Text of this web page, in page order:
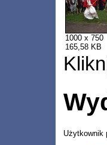
1000 x 750
165,58 KB
Użytkownik